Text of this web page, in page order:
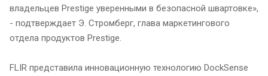
владельцев Prestige уверенными в безопасной швартовке»,
- подтверждает Э. Стромберг, глава маркетингового
отдела продуктов Prestige.
FLIR представила инновационную технологию DockSense